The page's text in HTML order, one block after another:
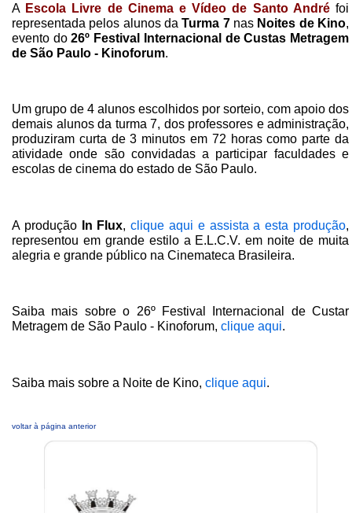
A Escola Livre de Cinema e Vídeo de Santo Andréfoi
representada pelos alunos daTurma 7 nas Noites de Kino,
evento do26º Festival Internacional de Custas Metragem
de São Paulo - Kinoforum.
Um grupo de 4 alunos escolhidos por sorteio, com apoio dos
demais alunos da turma 7, dos professores e administração,
produziram curta de 3 minutos em 72 horas como parte da
atividade onde são convidadas a participar faculdades e
escolas de cinema do estado de São Paulo.
A produção In Flux,clique aqui e assista a esta produção,
representou em grande estilo a E.L.C.V. em noite de muita
alegria e grande público na Cinemateca Brasileira.
Saiba mais sobre o 26º Festival Internacional de Custar
Metragem de São Paulo - Kinoforum, clique aqui.
Saiba mais sobre a Noite de Kino, clique aqui.
voltar à página anterior